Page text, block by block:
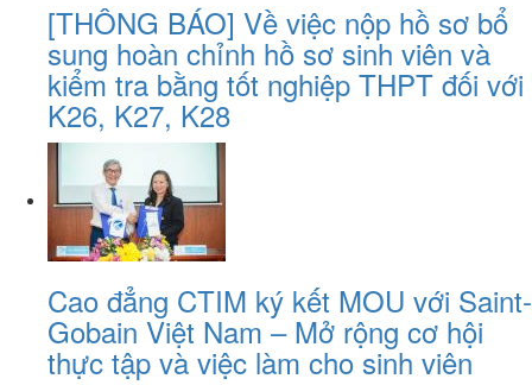
[THÔNG BÁO] Về việc nộp hồ sơ bổ
sung hoàn chỉnh hồ sơ sinh viên và
kiểm tra bằng tốt nghiệp THPT đối với
K26, K27, K28
Cao đẳng CTIM ký kết MOU với Saint-
Gobain Việt Nam – Mở rộng cơ hội
thực tập và việc làm cho sinh viên